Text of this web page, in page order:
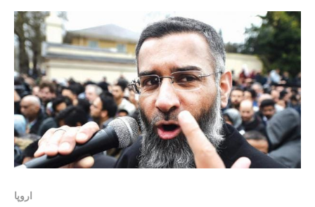
گامی […]
اروپا